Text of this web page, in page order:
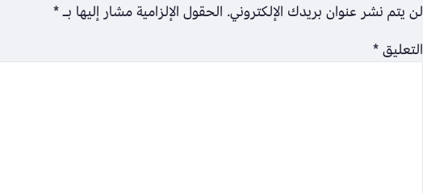
لن يتم نشر عنوان بريدك الإلكتروني. الحقول الإلزامية مشار إليها بـ*
التعليق*